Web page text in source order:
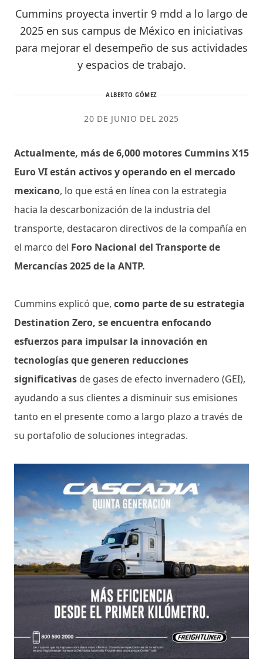
Cummins proyecta invertir 9 mdd a lo largo de
2025 en sus campus de México en iniciativas
para mejorar el desempeño de sus actividades
y espacios de trabajo.
ALBERTO GÓMEZ
20 DE JUNIO DEL 2025
Actualmente, más de 6,000 motores Cummins X15
Euro VI están activos y operando en el mercado
mexicano, lo que está en línea con la estrategia
hacia la descarbonización de la industria del
transporte, destacaron directivos de la compañía en
el marco del Foro Nacional del Transporte de
Mercancías 2025 de la ANTP.
Cummins explicó que, como parte de su estrategia
Destination Zero, se encuentra enfocando
esfuerzos para impulsar la innovación en
tecnologías que generen reducciones
significativas de gases de efecto invernadero (GEI),
ayudando a sus clientes a disminuir sus emisiones
tanto en el presente como a largo plazo a través de
su portafolio de soluciones integradas.